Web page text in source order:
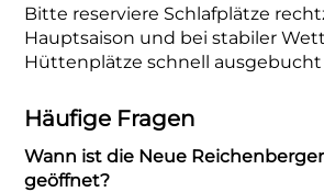
Bitte reserviere Schlafplätze
Hauptsaison und bei stabiler
Hüttenplätze schnell ausgebucht
Häufige Fragen
Wann ist die Neue
geöffnet?